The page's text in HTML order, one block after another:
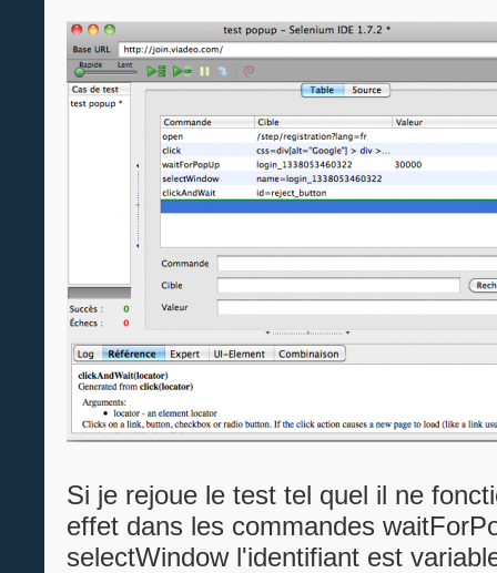
Si je rejoue le test tel quel il ne
effet dans les commandes
selectWindow l'identifiant est